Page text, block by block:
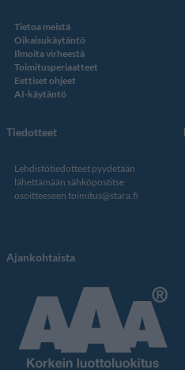
Tietoa meistä
Oikaisukäytäntö
Ilmoita virheestä
Toimitusperiaatteet
Eettiset ohjeet
AI-käytäntö
Tiedotteet
Lehdistötiedotteet pyydetään
lähettämään sähköpostitse
osoitteeseen toimitus@stara.fi
Ajankohtaista